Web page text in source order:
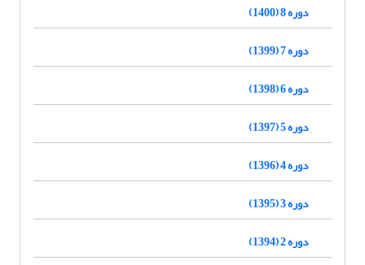
دوره 8 (1400)
دوره 7 (1399)
دوره 6 (1398)
دوره 5 (1397)
دوره 4 (1396)
دوره 3 (1395)
دوره 2 (1394)